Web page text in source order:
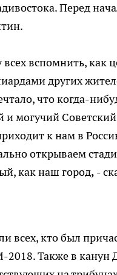
Перед
.
вспомнить, как
других
что когда-
и могучий
к нам в
открываем
как наш город, -
всех, кто был
2018. Также в канун